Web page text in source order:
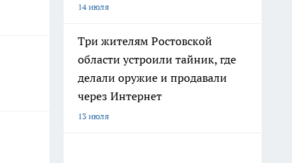
14 июля
Три жителям Ростовской
области устроили тайник, где
делали оружие и продавали
через Интернет
13 июля